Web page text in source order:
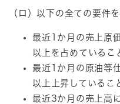
（ロ）以下の全ての要件
最近1か月の売上原
以上を占めているこ
最近1か月の原油等
以上上昇しているこ
最近3か月の売上高